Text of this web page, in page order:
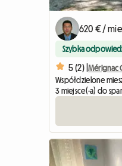
620 € /
Szybka
5 (2) |
Współdzielone
3 miejsce(-a) do